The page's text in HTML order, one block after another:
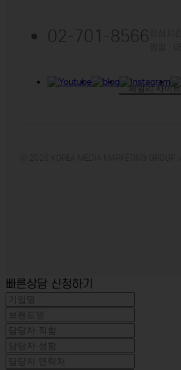
02-701-8566
빠른상담 신청하기